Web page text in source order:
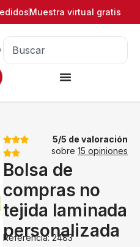
Muestra virtual gratis
5/5 de valoración
sobre 15 opiniones
Bolsa de
compras no
tejida laminada
personalizada
Referencia: 2483